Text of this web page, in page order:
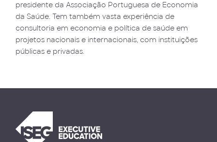
presidente da Associação Portuguesa de Economia
da Saúde. Tem também vasta experiência de
consultoria em economia e política de saúde em
projetos nacionais e internacionais, com instituições
públicas e privadas.